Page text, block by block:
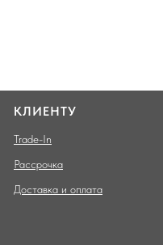
КЛИЕНТУ
Trade-In
Рассрочка
Доставка и оплата